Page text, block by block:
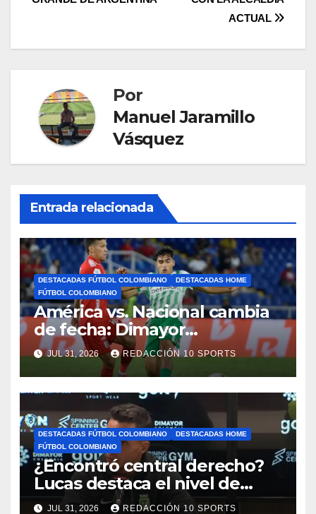
ACTUAL
Por
Manuel Jaramillo
Vásquez
Entrada relacionada
DESTACADAS FÚTBOL COLOMBIANO
DESTACADAS HOME
FÚTBOL COLOMBIANO
América vs. Nacional cambia
de fecha: Dimayor
reprogramó el clásico por
motivos de seguridad
JUL 31, 2026 REDACCIÓN 10 SPORTS
DESTACADAS FÚTBOL COLOMBIANO
DESTACADAS HOME
FÚTBOL COLOMBIANO
¿Encontró central derecho?
Lucas destaca el nivel de
Néider Parra
JUL 31, 2026 REDACCIÓN 10 SPORTS